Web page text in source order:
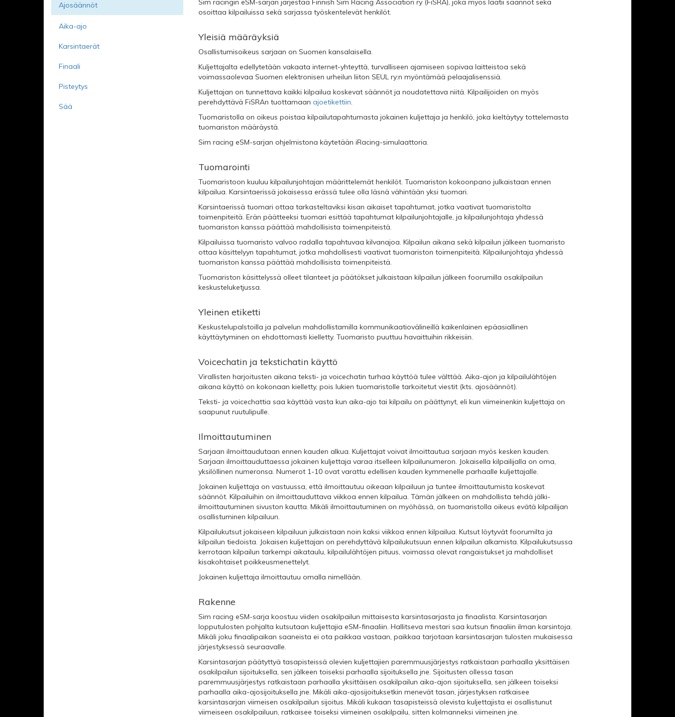
Yleistä
Aika-ajo
Karsintaerät
Finaali
Pisteytys
Sää
Ajosäännöt
Sim racingin eSM-sarjan järjestää Finnish Sim Racing Association ry (FiSRA), joka myös laatii säännöt sekä
osoittaa kilpailuissa sekä sarjassa työskentelevät henkilöt.
Yleisiä määräyksiä
Osallistumisoikeus sarjaan on Suomen kansalaisella.
Kuljettajalta edellytetään vakaata internet-yhteyttä, turvalliseen ajamiseen sopivaa laitteistoa sekä
voimassaolevaa Suomen elektronisen urheilun liiton SEUL ry:n myöntämää pelaajalisenssiä.
Kuljettajan on tunnettava kaikki kilpailua koskevat säännöt ja noudatettava niitä. Kilpailijoiden on myös
perehdyttävä FiSRAn tuottamaan ajoetikettiin.
Tuomaristolla on oikeus poistaa kilpailutapahtumasta jokainen kuljettaja ja henkilö, joka kieltäytyy tottelemasta
tuomariston määräystä.
Sim racing eSM-sarjan ohjelmistona käytetään iRacing-simulaattoria.
Tuomarointi
Tuomaristoon kuuluu kilpailunjohtajan määrittelemät henkilöt. Tuomariston kokoonpano julkaistaan ennen
kilpailua. Karsintaerissä jokaisessa erässä tulee olla läsnä vähintään yksi tuomari.
Karsintaerissä tuomari ottaa tarkasteltaviksi kisan aikaiset tapahtumat, jotka vaativat tuomaristolta
toimenpiteitä. Erän päätteeksi tuomari esittää tapahtumat kilpailunjohtajalle, ja kilpailunjohtaja yhdessä
tuomariston kanssa päättää mahdollisista toimenpiteistä.
Kilpailuissa tuomaristo valvoo radalla tapahtuvaa kilvanajoa. Kilpailun aikana sekä kilpailun jälkeen tuomaristo
ottaa käsittelyyn tapahtumat, jotka mahdollisesti vaativat tuomariston toimenpiteitä. Kilpailunjohtaja yhdessä
tuomariston kanssa päättää mahdollisista toimenpiteistä.
Tuomariston käsittelyssä olleet tilanteet ja päätökset julkaistaan kilpailun jälkeen foorumilla osakilpailun
keskusteluketjussa.
Yleinen etiketti
Keskustelupalstoilla ja palvelun mahdollistamilla kommunikaatiovälineillä kaikenlainen epäasiallinen
käyttäytyminen on ehdottomasti kielletty. Tuomaristo puuttuu havaittuihin rikkeisiin.
Voicechatin ja tekstichatin käyttö
Virallisten harjoitusten aikana teksti- ja voicechatin turhaa käyttöä tulee välttää. Aika-ajon ja kilpailulähtöjen
aikana käyttö on kokonaan kielletty, pois lukien tuomaristolle tarkoitetut viestit (kts. ajosäännöt).
Teksti- ja voicechattia saa käyttää vasta kun aika-ajo tai kilpailu on päättynyt, eli kun viimeinenkin kuljettaja on
saapunut ruutulipulle.
Ilmoittautuminen
Sarjaan ilmoittaudutaan ennen kauden alkua. Kuljettajat voivat ilmoittautua sarjaan myös kesken kauden.
Sarjaan ilmoittauduttaessa jokainen kuljettaja varaa itselleen kilpailunumeron. Jokaisella kilpailijalla on oma,
yksilöllinen numeronsa. Numerot 1-10 ovat varattu edellisen kauden kymmenelle parhaalle kuljettajalle.
Jokainen kuljettaja on vastuussa, että ilmoittautuu oikeaan kilpailuun ja tuntee ilmoittautumista koskevat
säännöt. Kilpailuihin on ilmoittauduttava viikkoa ennen kilpailua. Tämän jälkeen on mahdollista tehdä jälki-
ilmoittautuminen sivuston kautta. Mikäli ilmoittautuminen on myöhässä, on tuomaristolla oikeus evätä kilpailijan
osallistuminen kilpailuun.
Kilpailukutsut jokaiseen kilpailuun julkaistaan noin kaksi viikkoa ennen kilpailua. Kutsut löytyvät foorumilta ja
kilpailun tiedoista. Jokaisen kuljettajan on perehdyttävä kilpailukutsuun ennen kilpailun alkamista. Kilpailukutsussa
kerrotaan kilpailun tarkempi aikataulu, kilpailulähtöjen pituus, voimassa olevat rangaistukset ja mahdolliset
kisakohtaiset poikkeusmenettelyt.
Jokainen kuljettaja ilmoittautuu omalla nimellään.
Rakenne
Sim racing eSM-sarja koostuu viiden osakilpailun mittaisesta karsintasarjasta ja finaalista. Karsintasarjan
lopputulosten pohjalta kutsutaan kuljettajia eSM-finaaliin. Hallitseva mestari saa kutsun finaaliin ilman karsintoja.
Mikäli joku finaalipaikan saaneista ei ota paikkaa vastaan, paikkaa tarjotaan karsintasarjan tulosten mukaisessa
järjestyksessä seuraavalle.
Karsintasarjan päätyttyä tasapisteissä olevien kuljettajien paremmuusjärjestys ratkaistaan parhaalla yksittäisen
osakilpailun sijoituksella, sen jälkeen toiseksi parhaalla sijoituksella jne. Sijoitusten ollessa tasan
paremmuusjärjestys ratkaistaan parhaalla yksittäisen osakilpailun aika-ajon sijoituksella, sen jälkeen toiseksi
parhaalla aika-ajosijoituksella jne. Mikäli aika-ajosijoituksetkin menevät tasan, järjestyksen ratkaisee
karsintasarjan viimeisen osakilpailun sijoitus. Mikäli kukaan tasapisteissä olevista kuljettajista ei osallistunut
viimeiseen osakilpailuun, ratkaisee toiseksi viimeinen osakilpailu, sitten kolmanneksi viimeinen jne.